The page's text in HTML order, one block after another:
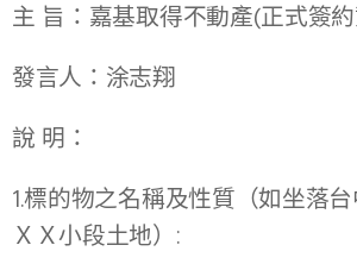
主 旨：嘉基取得不動產(正式簽
發言人：涂志翔
說 明：
1.標的物之名稱及性質（如坐落
ＸＸ小段土地）: